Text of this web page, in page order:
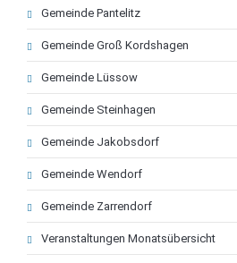
Gemeinde Pantelitz
Gemeinde Groß Kordshagen
Gemeinde Lüssow
Gemeinde Steinhagen
Gemeinde Jakobsdorf
Gemeinde Wendorf
Gemeinde Zarrendorf
Veranstaltungen Monatsübersicht